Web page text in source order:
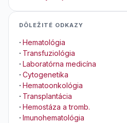
DÔLEŽITÉ ODKAZY
· Hematológia
· Transfuziológia
· Laboratórna medicína
· Cytogenetika
· Hematoonkológia
· Transplantácia
· Hemostáza a tromb.
· Imunohematológia